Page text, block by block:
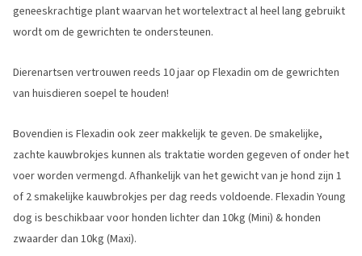
geneeskrachtige plant waarvan het wortelextract al heel lang gebruikt
wordt om de gewrichten te ondersteunen.
Dierenartsen vertrouwen reeds 10 jaar op Flexadin om de gewrichten
van huisdieren soepel te houden!
Bovendien is Flexadin ook zeer makkelijk te geven. De smakelijke,
zachte kauwbrokjes kunnen als traktatie worden gegeven of onder het
voer worden vermengd. Afhankelijk van het gewicht van je hond zijn 1
of 2 smakelijke kauwbrokjes per dag reeds voldoende. Flexadin Young
dog is beschikbaar voor honden lichter dan 10kg (Mini) & honden
zwaarder dan 10kg (Maxi).